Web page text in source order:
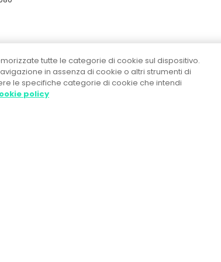
tutte le categorie di cookie sul dispositivo.
in assenza di cookie o altri strumenti di
le specifiche categorie di cookie che intendi
policy